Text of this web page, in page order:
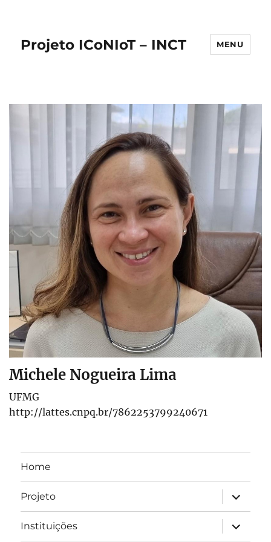
Projeto ICoNIoT – INCT MENU
Michele Nogueira Lima
UFMG
http://lattes.cnpq.br/7862253799240671
Home
Projeto
expandir
Instituições
expandir